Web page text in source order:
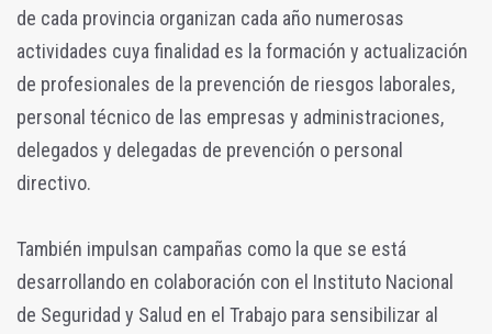
de cada provincia organizan cada año numerosas
actividades cuya finalidad es la formación y actualización
de profesionales de la prevención de riesgos laborales,
personal técnico de las empresas y administraciones,
delegados y delegadas de prevención o personal
directivo.
También impulsan campañas como la que se está
desarrollando en colaboración con el Instituto Nacional
de Seguridad y Salud en el Trabajo para sensibilizar al